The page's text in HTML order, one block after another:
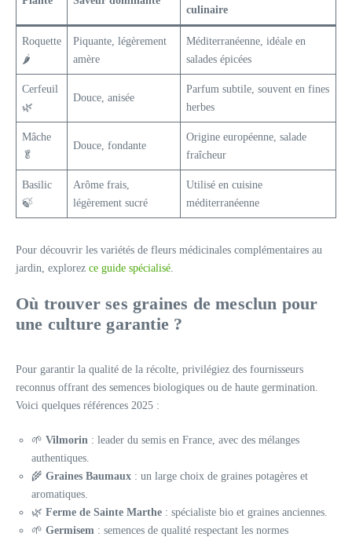
culinaire
Roquette
🌶️
Piquante, légèrement
amère
Méditerranéenne, idéale en
salades épicées
Cerfeuil
🌿
Douce, anisée
Parfum subtile, souvent en fines
herbes
Mâche
🥬
Douce, fondante
Origine européenne, salade
fraîcheur
Basilic
🍃
Arôme frais,
légèrement sucré
Utilisé en cuisine
méditerranéenne
Pour découvrir les variétés de fleurs médicinales complémentaires au
jardin, explorez ce guide spécialisé.
Où trouver ses graines de mesclun pour
une culture garantie ?
Pour garantir la qualité de la récolte, privilégiez des fournisseurs
reconnus offrant des semences biologiques ou de haute germination.
Voici quelques références 2025 :
🌱 Vilmorin : leader du semis en France, avec des mélanges
authentiques.
🌾 Graines Baumaux : un large choix de graines potagères et
aromatiques.
🌿 Ferme de Sainte Marthe : spécialiste bio et graines anciennes.
🌱 Germisem : semences de qualité respectant les normes